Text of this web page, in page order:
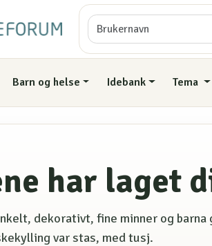
Barn og helse Idebank Tema
har laget
dekorativt, fine minner og
var stas, med tusj.